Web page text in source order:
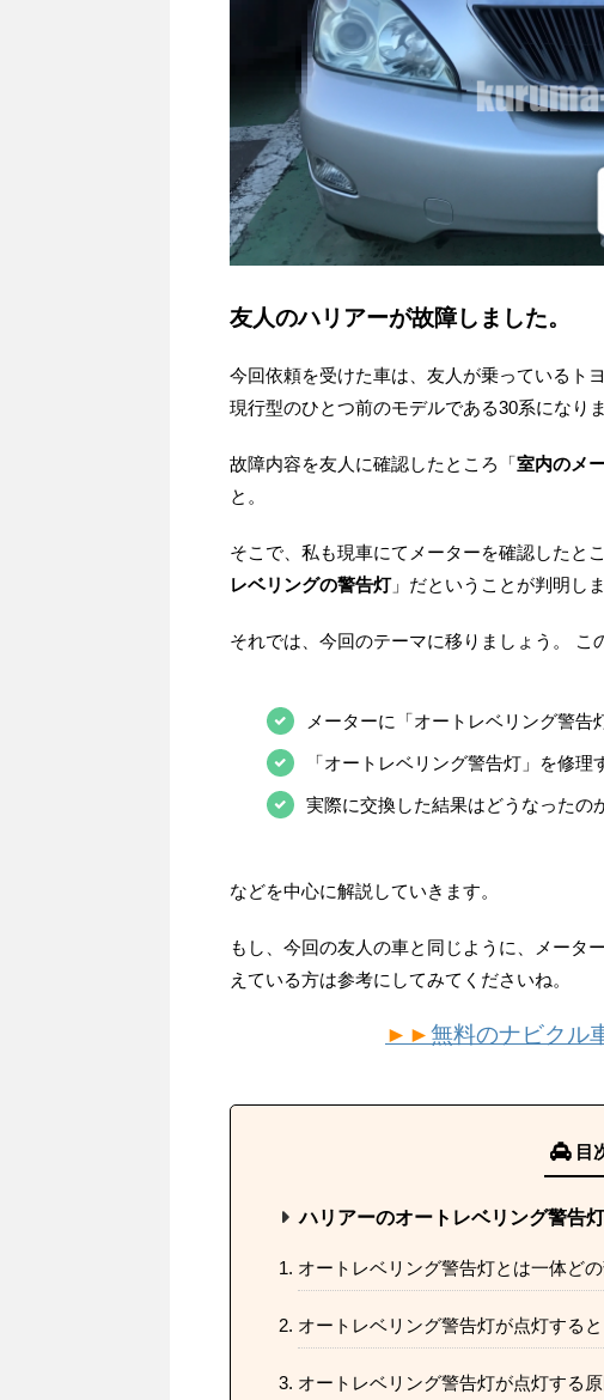
友人のハリアーが故障しました。
今回依頼を受けた車は、友人が乗っているト
現行型のひとつ前のモデルである30系になりま
故障内容を友人に確認したところ「室内のメ
と。
そこで、私も現車にてメーターを確認したと
レベリングの警告灯」だということが判明しま
それでは、今回のテーマに移りましょう。 こ
メーターに「オートレベリング警告
「オートレベリング警告灯」を修
実際に交換した結果はどうなったの
などを中心に解説していきます。
もし、今回の友人の車と同じように、メータ
えている方は参考にしてみてくださいね。
►►無料のナビクル
目
ハリアーのオートレベリング警告
オートレベリング警告灯とは一体ど
オートレベリング警告灯が点灯する
オートレベリング警告灯が点灯する